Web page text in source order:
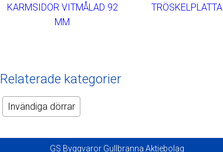
KARMSIDOR VITMÅLAD 92
MM
TRÖSKELPLATTA
Relaterade kategorier
Invändiga dörrar
GS Byggvaror Gullbranna Aktiebolag